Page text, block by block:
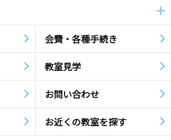
会費・各種手続き
教室見学
お問い合わせ
お近くの教室を探す